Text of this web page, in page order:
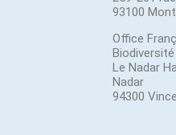
93100
Office
Biodiversité
Le Nadar
Nadar
94300